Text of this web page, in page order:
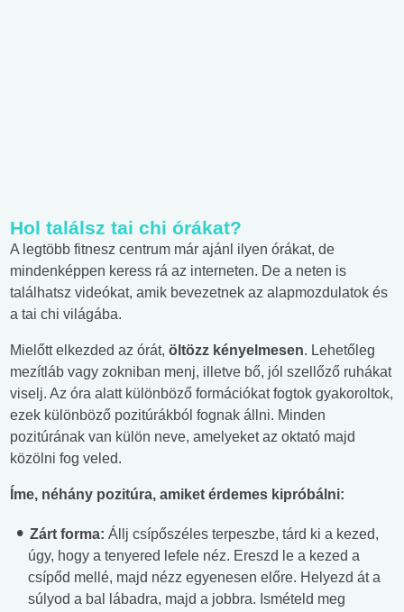
Hol találsz tai chi órákat?
A legtöbb fitnesz centrum már ajánl ilyen órákat, de
mindenképpen keress rá az interneten. De a neten is
találhatsz videókat, amik bevezetnek az alapmozdulatok és
a tai chi világába.
Mielőtt elkezded az órát, öltözz kényelmesen. Lehetőleg
mezítláb vagy zokniban menj, illetve bő, jól szellőző ruhákat
viselj. Az óra alatt különböző formációkat fogtok gyakoroltok,
ezek különböző pozitúrákból fognak állni. Minden
pozitúrának van külön neve, amelyeket az oktató majd
közölni fog veled.
Íme, néhány pozitúra, amiket érdemes kipróbálni:
Zárt forma: Állj csípőszéles terpeszbe, tárd ki a kezed,
úgy, hogy a tenyered lefele néz. Ereszd le a kezed a
csípőd mellé, majd nézz egyenesen előre. Helyezd át a
súlyod a bal lábadra, majd a jobbra. Ismételd meg